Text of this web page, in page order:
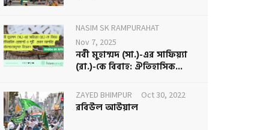
NASIM SK RAMPURAHAT
Nov 7, 2025
নবী মুহাম্মদ (সা.)-এর সাফিয়্যা
(রা.)-কে বিবাহ: ঐতিহাসিক...
ZAYED BHIMPUR Oct 30, 2022
রবিউল আউয়াল